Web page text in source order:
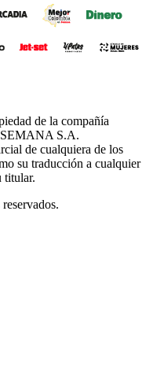
de la compañía
S.A.
de cualquiera de los
su traducción a cualquier
titular.